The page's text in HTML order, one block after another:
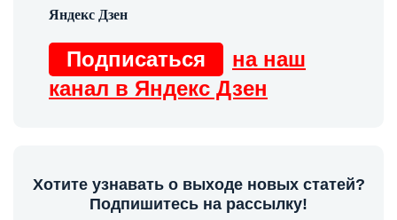
Подписаться
на наш
канал в Яндекс Дзен
Хотите узнавать о выходе новых статей?
Подпишитесь на рассылку!